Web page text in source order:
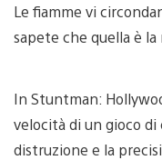
Le fiamme vi
sapete che quella è la
In Stuntman:
velocità di un gioco di
distruzione e la